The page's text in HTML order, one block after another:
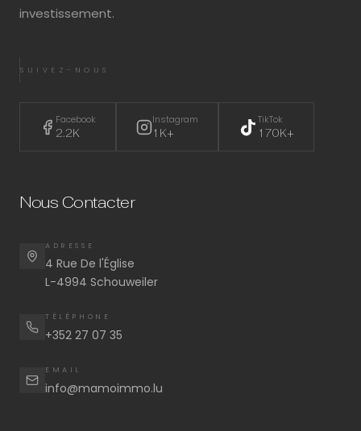
investissement.
SUIVEZ-NOUS
Facebook
2.2K
Instagram
1K+
TikTok
170K+
Nous Contacter
ADRESSE
4 Rue De l'Église
L-4994 Schouweiler
TÉLÉPHONE
+352 27 07 35
EMAIL
info@mamoimmo.lu